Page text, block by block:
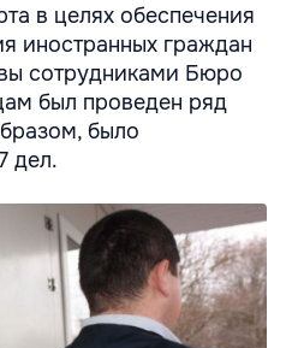
в целях обеспечения
иностранных граждан
сотрудниками Бюро
был проведен ряд
было
дел.